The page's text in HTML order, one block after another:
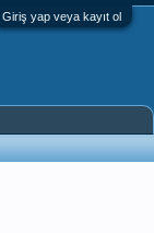
Giriş yap veya kayıt ol